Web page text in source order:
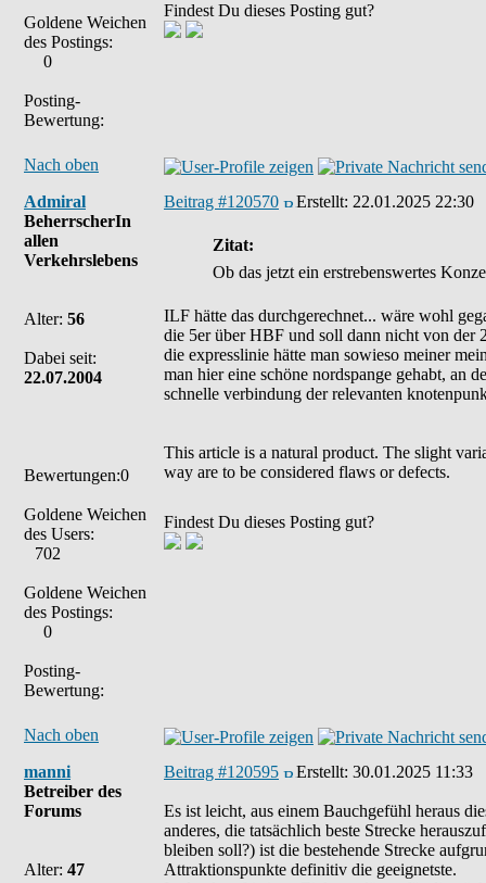
Goldene Weichen
des Postings:
0
Posting-
Bewertung:
Findest Du dieses Posting gut?
Nach oben
Admiral
BeherrscherIn
allen
Verkehrslebens
Alter: 56
Dabei seit:
22.07.2004
Bewertungen:0
Goldene Weichen
des Users:
702
Goldene Weichen
des Postings:
0
Posting-
Bewertung:
Beitrag #120570 Erstellt: 22.01.2025 22:30
Zitat:
Ob das jetzt ein erstrebenswertes
ILF hätte das durchgerechnet... wäre wohl
die 5er über HBF und soll dann nicht von
die expresslinie hätte man sowieso meiner
man hier eine schöne nordspange gehabt, an
schnelle verbindung der relevanten
This article is a natural product. The slight
way are to be considered flaws or defects.
Findest Du dieses Posting gut?
Nach oben
manni
Betreiber des
Forums
Alter: 47
Beitrag #120595 Erstellt: 30.01.2025 11:33
Es ist leicht, aus einem Bauchgefühl heraus
anderes, die tatsächlich beste Strecke
bleiben soll?) ist die bestehende Strecke
Attraktionspunkte definitiv die geeignetste.